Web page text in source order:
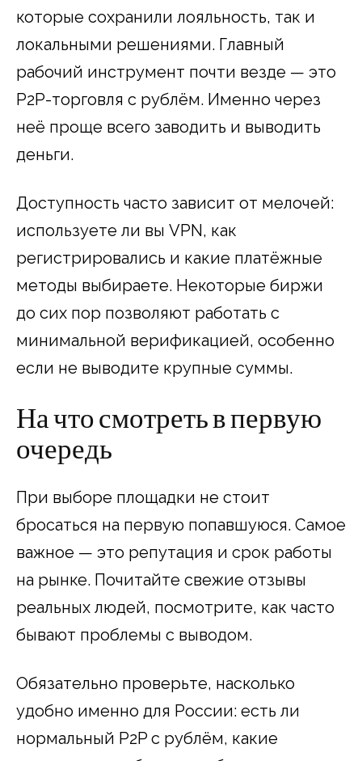
которые сохранили лояльность, так и
локальными решениями. Главный
рабочий инструмент почти везде — это
P2P-торговля с рублём. Именно через
неё проще всего заводить и выводить
деньги.
Доступность часто зависит от мелочей:
используете ли вы VPN, как
регистрировались и какие платёжные
методы выбираете. Некоторые биржи
до сих пор позволяют работать с
минимальной верификацией, особенно
если не выводите крупные суммы.
На что смотреть в первую
очередь
При выборе площадки не стоит
бросаться на первую попавшуюся. Самое
важное — это репутация и срок работы
на рынке. Почитайте свежие отзывы
реальных людей, посмотрите, как часто
бывают проблемы с выводом.
Обязательно проверьте, насколько
удобно именно для России: есть ли
нормальный P2P с рублём, какие